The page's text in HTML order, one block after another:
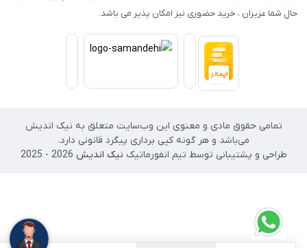
شما عزیزان ، خرید حضوری نیز امکان پذیر می باشد.
تمامی حقوق مادی و معنوی این وب‌سایت متعلق به نیک اندیش
می‌باشد و هر گونه کپی برداری پیگرد قانونی دارد.
طراحی و پشتیبانی توسط تیم انفورماتیکنیک اندیش2026 - 2025